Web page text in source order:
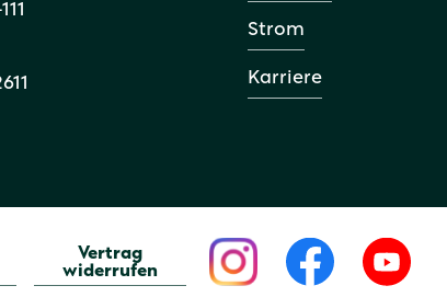
Strom
Karriere
Vertrag
widerrufen